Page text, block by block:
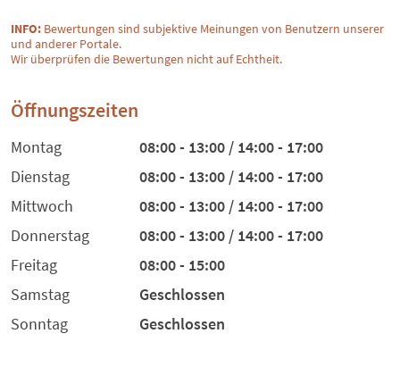
INFO: Bewertungen sind subjektive Meinungen von Benutzern unserer
und anderer Portale.
Wir überprüfen die Bewertungen nicht auf Echtheit.
Öffnungszeiten
Montag
08:00 - 13:00 / 14:00 - 17:00
Dienstag
08:00 - 13:00 / 14:00 - 17:00
Mittwoch
08:00 - 13:00 / 14:00 - 17:00
Donnerstag
08:00 - 13:00 / 14:00 - 17:00
Freitag
08:00 - 15:00
Samstag
Geschlossen
Sonntag
Geschlossen